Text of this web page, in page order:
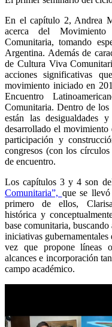
En el capítulo 2, Andrea
acerca del
Comunitaria, tomando
Argentina. Además de
de Cultura Viva
acciones significativas
movimiento iniciado en
Encuentro
Comunitaria. Dentro de los
están las desigualdades
desarrollado el movimiento
participación y
congresos (con los
de encuentro.
Los capítulos 3 y 4 son
Comunitaria”, que se
primero de ellos,
histórica y
base comunitaria,
iniciativas
vez que propone líneas
alcances e incorporación
campo académico.